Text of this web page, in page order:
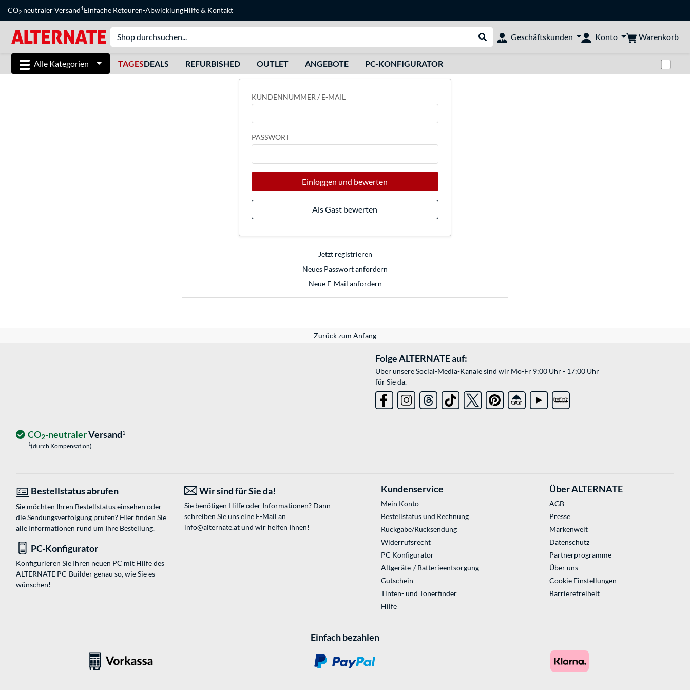
CO2 neutraler Versand1Einfache Retouren-AbwicklungHilfe& Kontakt
Suche durchführen
Geschäftskunden Konto Warenkorb
Alle Kategorien TAGESDEALS REFURBISHED OUTLET ANGEBOTE PC-KONFIGURATOR
KUNDENNUMMER / E-MAIL
PASSWORT
Einloggen und bewerten
Als Gast bewerten
Jetzt registrieren
Neues Passwort anfordern
Neue E-Mail anfordern
Zurück zum Anfang
Folge ALTERNATE auf:
Über unsere Social-Media-Kanäle sind wir Mo-Fr 9:00 Uhr - 17:00 Uhr
für Sie da.
CO2-neutralerVersand1
1(durch Kompensation)
Bestellstatus abrufen
Sie möchten Ihren Bestellstatus einsehen oder
die Sendungsverfolgung prüfen? Hier finden Sie
alle Informationen rund um Ihre Bestellung.
Wir sind für Sie da!
Sie benötigen Hilfe oder Informationen? Dann
schreiben Sie uns eine E-Mail an
info@alternate.atund wir helfen Ihnen!
PC-Konfigurator
Konfigurieren Sie Ihren neuen PC mit Hilfe des
ALTERNATE PC-Builder genau so, wie Sie es
wünschen!
Kundenservice
Mein Konto
Bestellstatus und Rechnung
Rückgabe/Rücksendung
Widerrufsrecht
PC Konfigurator
Altgeräte-/ Batterieentsorgung
Gutschein
Tinten- und Tonerfinder
Hilfe
Über ALTERNATE
AGB
Presse
Markenwelt
Datenschutz
Partnerprogramme
Über uns
Cookie Einstellungen
Barrierefreiheit
Einfach bezahlen